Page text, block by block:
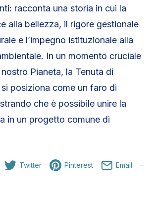
racconta una storia in cui la
alla bellezza, il rigore gestionale
e l’impegno istituzionale alla
In un momento cruciale
Pianeta, la Tenuta di
posiziona come un faro di
che è possibile unire la
in un progetto comune di
Twitter Pinterest Email